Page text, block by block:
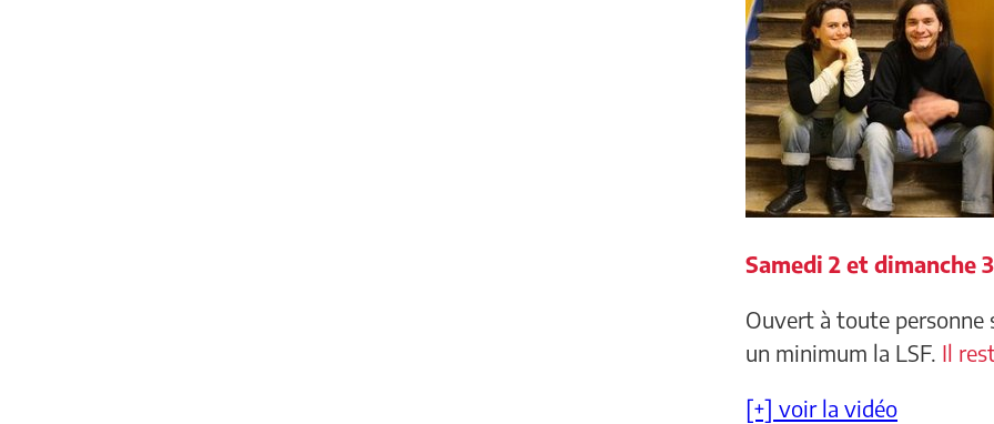
Samedi 2 et dimanche
Ouvert à toute
un minimum la LSF. Il
[+] voir la vidéo